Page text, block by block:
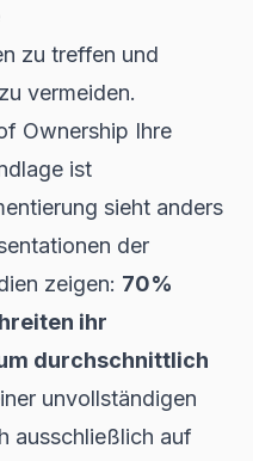
zu treffen und
vermeiden.
Ownership Ihre
ist
sieht anders
der
zeigen: 70%
ihr
durchschnittlich
unvollständigen
ausschließlich auf